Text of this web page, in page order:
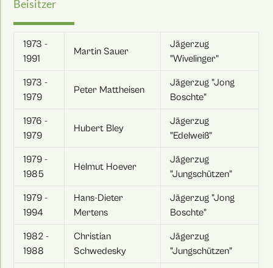
Beisitzer
1973 -
1991
Martin Sauer
Jägerzug
"Wivelinger"
1973 -
1979
Peter Mattheisen
Jägerzug "Jong
Boschte"
1976 -
1979
Hubert Bley
Jägerzug
"Edelweiß"
1979 -
1985
Helmut Hoever
Jägerzug
"Jungschützen"
1979 -
1994
Hans-Dieter
Mertens
Jägerzug "Jong
Boschte"
1982 -
1988
Christian
Schwedesky
Jägerzug
"Jungschützen"